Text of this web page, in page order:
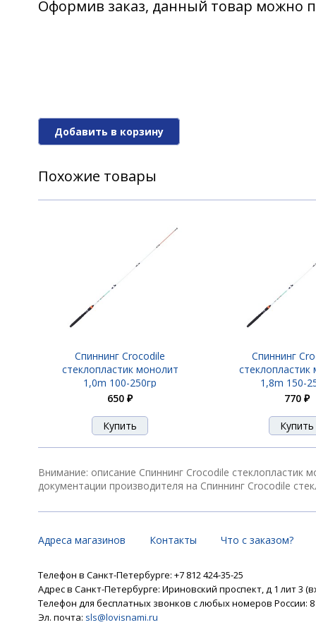
Оформив заказ, данный товар можно
Добавить в корзину
Похожие товары
Спиннинг Crocodile
стеклопластик монолит
1,0m 100-250гр
650 ₽
Спиннинг
стеклопластик
1,8m 150-
770 ₽
Внимание: описание Спиннинг Crocodile стеклопластик
документации производителя на Спиннинг Crocodile
Адреса магазинов Контакты Что с заказом?
Телефон в Санкт-Петербурге: +7 812 424-35-25
Адрес в Санкт-Петербурге: Ириновский проспект, д 1 лит 3
Телефон для бесплатных звонков с любых номеров России: 8
Эл. почта: sls@lovisnami.ru